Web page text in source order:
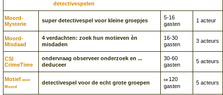
detectivespelen
Moord­
Mysterie
super detectivespel voor kleine groepjes
5-16
gasten
1 acteur
Moord­
Misdaad
4 verdachten: zoek hun motieven èn
misdaden
16-30
gasten
3 acteurs
CSI
CrimeTime
ondervraag observeer onderzoek en ...
deduceer
30-60
gasten
5 acteurs
Motief voor
Moord
detectivespel voor de echt grote groepen tot 120
gasten
5 acteurs